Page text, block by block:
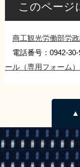
このページ
商工観光労働部労
電話番号：0942-
ール（専用フォーム
▲